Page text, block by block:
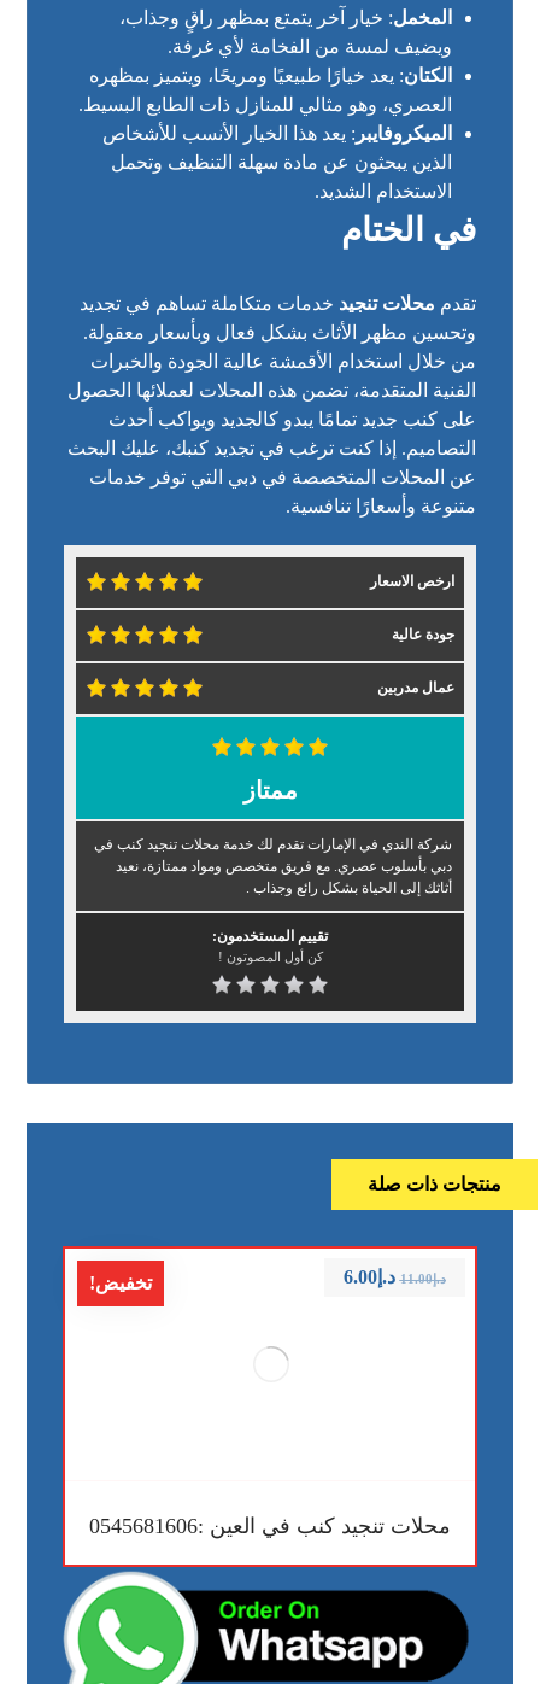
المخمل: خيار آخر يتمتع بمظهر راقٍ وجذاب،
ويضيف لمسة من الفخامة لأي غرفة.
الكتان: يعد خيارًا طبيعيًا ومريحًا، ويتميز بمظهره
العصري، وهو مثالي للمنازل ذات الطابع البسيط.
الميكروفايبر : يعد هذا الخيار الأنسب للأشخاص
الذين يبحثون عن مادة سهلة التنظيف وتحمل
الاستخدام الشديد.
في الختام
تقدم محلات تنجيد خدمات متكاملة تساهم في تجديد
وتحسين مظهر الأثاث بشكل فعال وبأسعار معقولة.
من خلال استخدام الأقمشة عالية الجودة والخبرات
الفنية المتقدمة، تضمن هذه المحلات لعملائها الحصول
على كنب جديد تمامًا يبدو كالجديد ويواكب أحدث
التصاميم. إذا كنت ترغب في تجديد كنبك، عليك البحث
عن المحلات المتخصصة في دبي التي توفر خدمات
متنوعة وأسعارًا تنافسية.
ارخص الاسعار
جودة عالية
عمال مدربين
ممتاز
شركة الندي في الإمارات تقدم لك خدمة محلات تنجيد كنب في
دبي بأسلوب عصري. مع فريق متخصص ومواد ممتازة، نعيد
أثاثك إلى الحياة بشكل رائع وجذاب .
تقييم المستخدمون:
كن أول المصوتون !
منتجات ذات صلة
تخفيض!
محلات تنجيد كنب في العين :0545681606
د.إ11.00 د.إ6.00